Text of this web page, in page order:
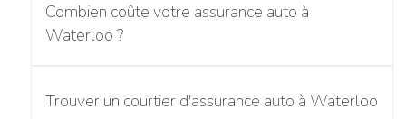
Combien coûte votre assurance auto à
Waterloo ?
Trouver un courtier d'assurance auto à Waterloo